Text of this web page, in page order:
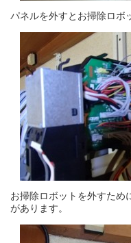
パネルを外すとお掃除ロボ
お掃除ロボットを外すため
があります。